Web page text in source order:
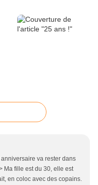
va rester dans
Ma fille est du 30, elle est
en coloc avec des copains.